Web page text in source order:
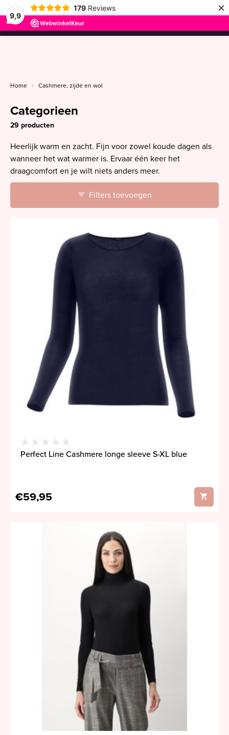
9,9
179 Reviews ×
menu
Home Cashmere, zijde en wol
Categorieen
29 producten
Heerlijk warm en zacht. Fijn voor zowel koude dagen als
wanneer het wat warmer is. Ervaar één keer het
draagcomfort en je wilt niets anders meer.
Filters toevoegen
Perfect Line Cashmere longe sleeve S-XL blue
€59,95